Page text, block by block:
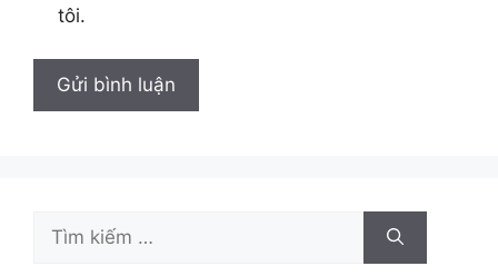
tôi.
Tìm
kiếm